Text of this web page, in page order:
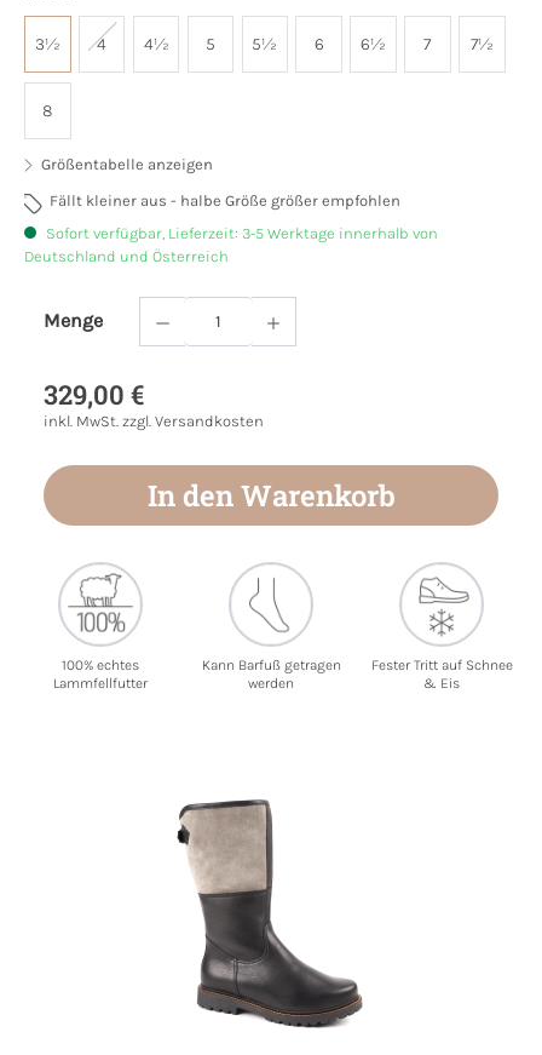
3½ 4 4½ 5 5½ 6 6½ 7 7½
8
Größentabelle anzeigen
Fällt kleiner aus - halbe Größe größer empfohlen
Sofort verfügbar, Lieferzeit: 3-5 Werktage innerhalb von
Deutschland und Österreich
Menge
Produkt Anzahl: Gib den gewünschten
329,00 €
inkl. MwSt. zzgl. Versandkosten
In den Warenkorb
100% echtes
Lammfellfutter
Kann Barfuß getragen
werden
Fester Tritt auf Schnee
& Eis